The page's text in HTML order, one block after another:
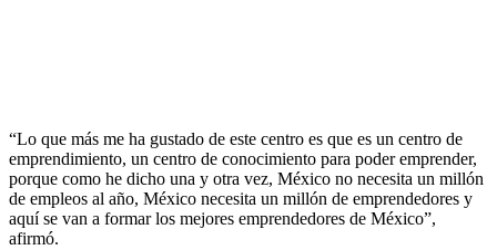
“Lo que más me ha gustado de este centro es que es un centro de
emprendimiento, un centro de conocimiento para poder emprender,
porque como he dicho una y otra vez, México no necesita un millón
de empleos al año, México necesita un millón de emprendedores y
aquí se van a formar los mejores emprendedores de México”,
afirmó.